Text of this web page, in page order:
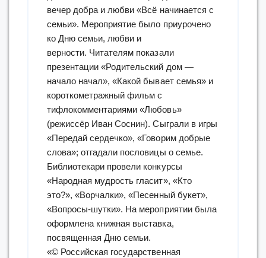
вечер добра и любви «Всё начинается с
семьи». Мероприятие было приурочено
ко Дню семьи, любви и
верности. Читателям показали
презентации «Родительский дом —
начало начал», «Какой бывает семья» и
короткометражный фильм с
тифлокомментариями «Любовь»
(режиссёр Иван Соснин). Сыграли в игры
«Передай сердечко», «Говорим добрые
слова»; отгадали пословицы о семье.
Библиотекари провели конкурсы
«Народная мудрость гласит», «Кто
это?», «Ворчалки», «Песенный букет»,
«Вопросы-шутки». На мероприятии была
оформлена книжная выставка,
посвященная Дню семьи.
«© Российская государственная